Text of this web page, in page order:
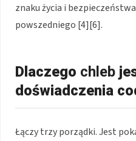
znaku życia i
powszedniego [4][6].
Dlaczego chleb
doświadczenia
Łączy trzy porządki. Jest